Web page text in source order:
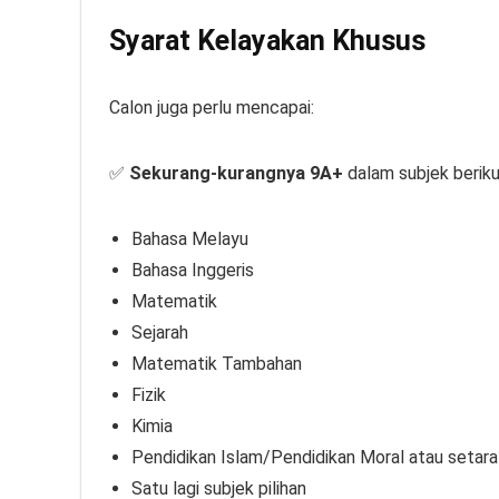
Syarat Kelayakan Khusus
Calon juga perlu mencapai:
✅ Sekurang-kurangnya 9A+ dalam subjek
Bahasa Melayu
Bahasa Inggeris
Matematik
Sejarah
Matematik Tambahan
Fizik
Kimia
Pendidikan Islam/Pendidikan Moral atau
Satu lagi subjek pilihan